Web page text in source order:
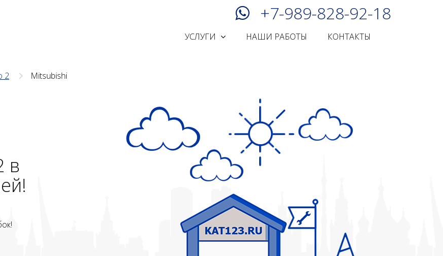
+7-989-828-92-18
УСЛУГИ НАШИ РАБОТЫ КОНТАКТЫ
2 Mitsubishi
в